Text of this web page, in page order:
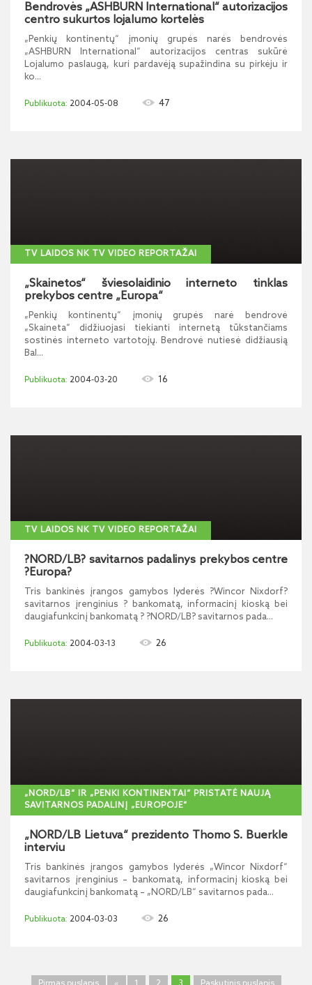
Bendrovės „ASHBURN International“ autorizacijos
centro sukurtos lojalumo kortelės
„Penkių kontinentų“ įmonių grupės narės bendrovės
„ASHBURN International“ autorizacijos centras sukūrė
Lojalumo paslaugą, kuri pardavėją supažindina su pirkėju ir
ko...
2004-05-08 47
TV LAIDOS NK TV VIDEO REPORTAŽAI
„Skainetos“ šviesolaidinio interneto tinklas
prekybos centre „Europa“
„Penkių kontinentų“ įmonių grupės narė bendrovė
„Skaineta“ didžiuojasi tiekianti internetą tūkstančiams
sostinės interneto vartotojų. Bendrovė nutiesė didžiausią
Bal...
2004-03-20 16
TV LAIDOS NK TV VIDEO REPORTAŽAI
?NORD/LB? savitarnos padalinys prekybos centre
?Europa?
Tris bankinės įrangos gamybos lyderės ?Wincor Nixdorf?
savitarnos įrenginius ? bankomatą, informacinį kioską bei
daugiafunkcinį bankomatą ? ?NORD/LB? savitarnos pada...
2004-03-13 26
„NORD/LB“ IR „PENKI KONTINENTAI“ PRISTATĖ NAUJĄ
SAVITARNOS PADALINĮ „EUROPOJE“
„NORD/LB Lietuva“ prezidento Thomo S. Buerkle
interviu
Tris bankinės įrangos gamybos lyderės „Wincor Nixdorf“
savitarnos įrenginius – bankomatą, informacinį kioską bei
daugiafunkcinį bankomatą – „NORD/LB“ savitarnos pada...
2004-03-03 26